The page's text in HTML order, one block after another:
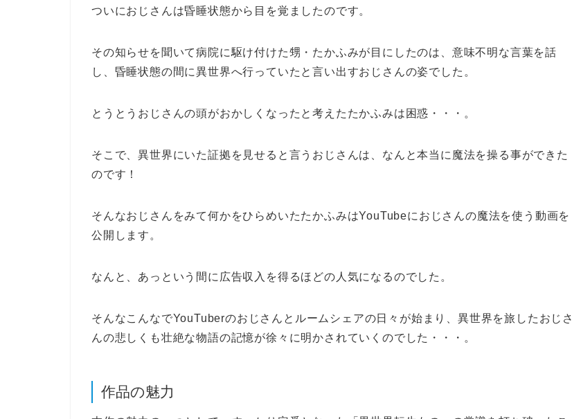
ついにおじさんは昏睡状態から目を覚ましたのです。
その知らせを聞いて病院に駆け付けた甥・たかふみが目にしたのは、意味不明な言葉を話
し、昏睡状態の間に異世界へ行っていたと言い出すおじさんの姿でした。
とうとうおじさんの頭がおかしくなったと考えたたかふみは困惑・・・。
そこで、異世界にいた証拠を見せると言うおじさんは、なんと本当に魔法を操る事ができた
のです！
そんなおじさんをみて何かをひらめいたたかふみはYouTubeにおじさんの魔法を使う動画を
公開します。
なんと、あっという間に広告収入を得るほどの人気になるのでした。
そんなこんなでYouTuberのおじさんとルームシェアの日々が始まり、異世界を旅したおじさ
んの悲しくも壮絶な物語の記憶が徐々に明かされていくのでした・・・。
作品の魅力